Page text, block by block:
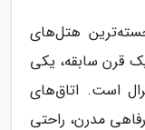
هتل‌های
قرن سابقه، یکی
است. اتاق‌های
مدرن، راحتی